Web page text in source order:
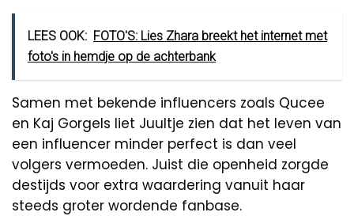
LEES OOK: FOTO'S: Lies Zhara breekt het internet met
foto's in hemdje op de achterbank
Samen met bekende influencers zoals Qucee
en Kaj Gorgels liet Juultje zien dat het leven van
een influencer minder perfect is dan veel
volgers vermoeden. Juist die openheid zorgde
destijds voor extra waardering vanuit haar
steeds groter wordende fanbase.